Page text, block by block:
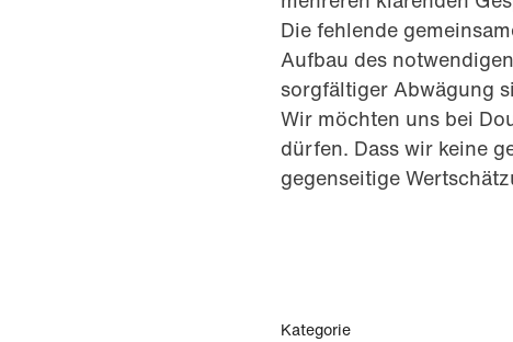
Die fehlende
Aufbau des
sorgfältiger Abwägung
Wir möchten uns bei
dürfen. Dass wir keine
gegenseitige
Kategorie